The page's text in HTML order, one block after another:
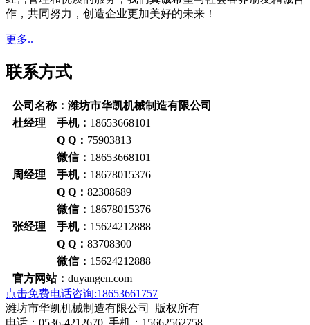
作，共同努力，创造企业更加美好的未来！
更多..
联系方式
公司名称：潍坊市华凯机械制造有限公司
杜经理 手机： 18653668101
Q Q： 75903813
微信： 18653668101
周经理 手机： 18678015376
Q Q： 82308689
微信： 18678015376
张经理 手机： 15624212888
Q Q： 83708300
微信： 15624212888
官方网站： duyangen.com
点击免费电话咨询:18653661757
潍坊市华凯机械制造有限公司 版权所有